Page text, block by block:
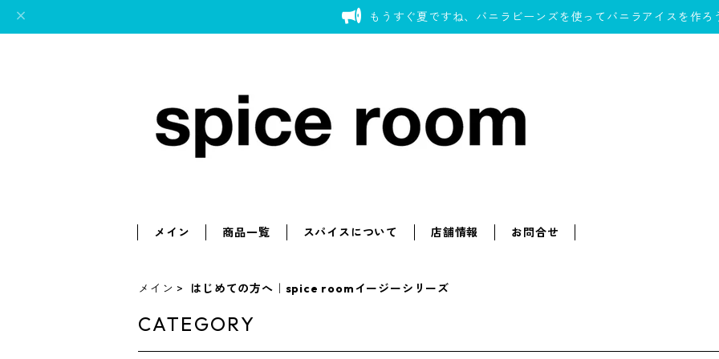
もうすぐ夏ですね、バニラビーンズを使ってバニラアイスを作ろ
メイン 商品一覧 スパイスについて 店舗情報 お問合せ
メイン はじめての方へ｜spice roomイージーシリーズ
CATEGORY